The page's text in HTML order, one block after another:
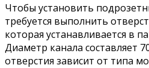
Чтобы установить
требуется выполнить
которая устанавливается в
Диаметр канала составляет
отверстия зависит от типа